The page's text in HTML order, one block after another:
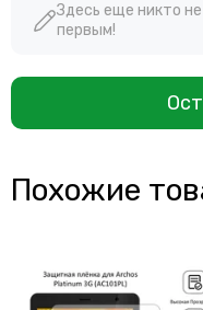
Здесь еще никто
первым!
Похожие